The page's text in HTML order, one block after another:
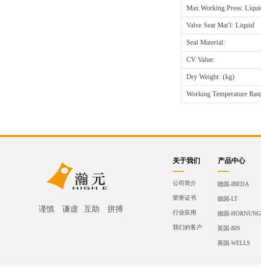
Max.Working.Press:
Valve Seat Mat'l: Liquid
Seal Material:
CV Value:
Dry Weight: (kg)
Working Temperature
关于我们
公司简介
荣誉证书
行业应用
我们的客户
谨慎 谦虚 互助 拼搏
产品中心
德国-IBEDA
德国-LT
德国-HORNUNG
英国-BIS
英国-WELLS